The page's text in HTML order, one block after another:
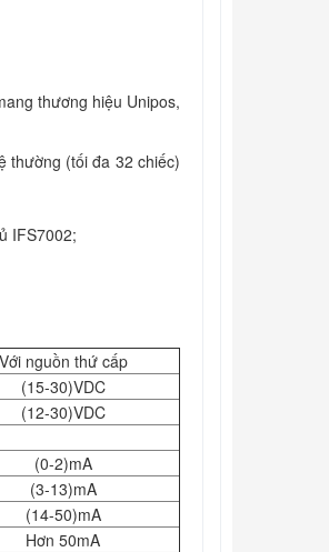
thương hiệu Unipos,
thường (tối đa 32 chiếc)
IFS7002;
Với nguồn thứ cấp
(15-30)VDC
(12-30)VDC
(0-2)mA
(3-13)mA
(14-50)mA
Hơn 50mA